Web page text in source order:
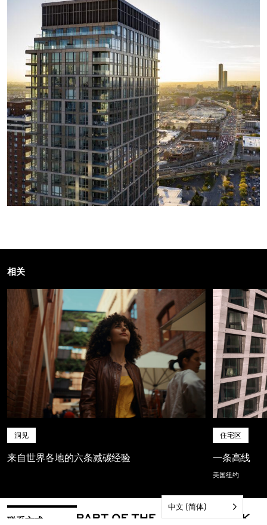
相关
洞见
来自世界各地的六条减碳经验
住宅区
一条高线
美国纽约
联系方式
中文 (简体)